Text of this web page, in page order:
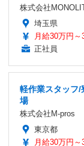
株式会社
埼玉県
月給30万円～
正社員
軽作業スタッフ
場
株式会社M-pros
東京都
月給30万円～